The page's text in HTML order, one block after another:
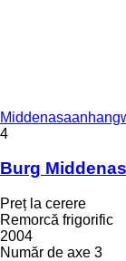
4
Burg
Preț la cerere
Remorcă frigorific
2004
Număr de axe 3